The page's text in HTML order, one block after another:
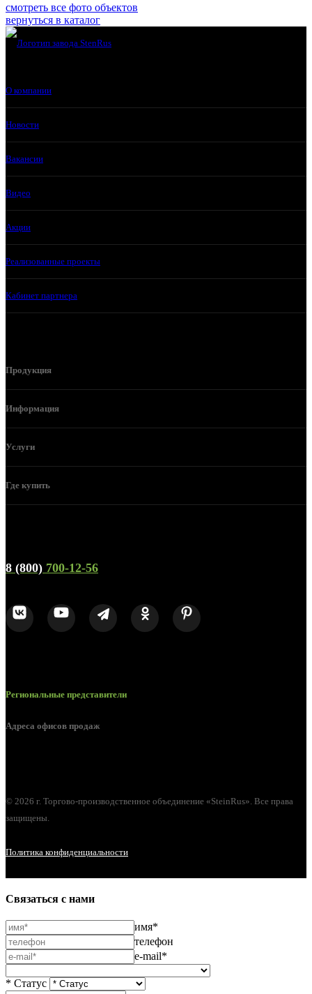
смотреть все фото объектов
вернуться в каталог
О компании
Новости
Вакансии
Видео
Акции
Реализованные проекты
Кабинет партнера
Продукция
Информация
Услуги
Где купить
8 (800) 700-12-56
Региональные представители
Адреса офисов продаж
© 2026 г. Торгово-производственное объединение «SteinRus». Все права
защищены.
Политика конфиденциальности
Связаться с нами
имя*
телефон
e-mail*
* Статус